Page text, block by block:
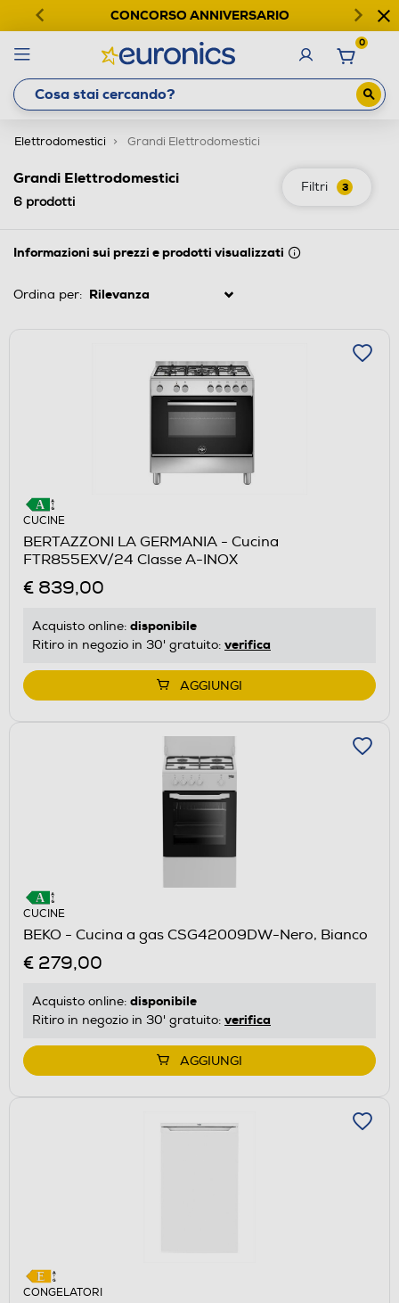
CONCORSO ANNIVERSARIO
0
Elettrodomestici Grandi Elettrodomestici
Filtri 3
Grandi Elettrodomestici
6 prodotti
Informazioni sui prezzi e prodotti visualizzati
Ordina per:
CUCINE
BERTAZZONI LA GERMANIA - Cucina
FTR855EXV/24 Classe A-INOX
€ 839,00
Acquisto online: disponibile
Ritiro in negozio in 30' gratuito: verifica
AGGIUNGI
CUCINE
BEKO - Cucina a gas CSG42009DW-Nero, Bianco
€ 279,00
Acquisto online: disponibile
Ritiro in negozio in 30' gratuito: verifica
AGGIUNGI
CONGELATORI